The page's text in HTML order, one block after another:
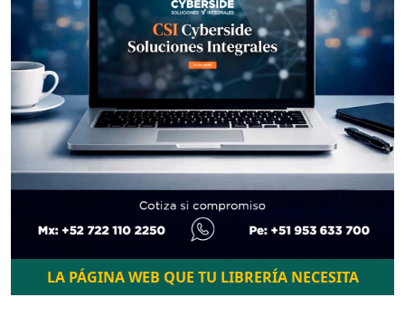
LA PÁGINA WEB QUE TU LIBRERÍA NECESITA